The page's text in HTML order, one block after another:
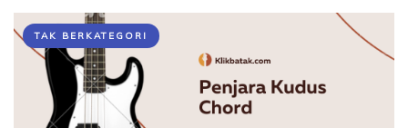
TAK BERKATEGORI